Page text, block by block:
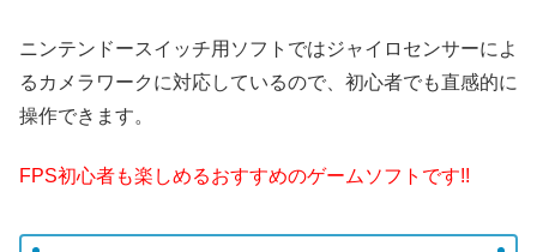
ニンテンドースイッチ用ソフトではジャイロセンサーによ
るカメラワークに対応しているので、初心者でも直感的に
操作できます。
FPS初心者も楽しめるおすすめのゲームソフトです!!